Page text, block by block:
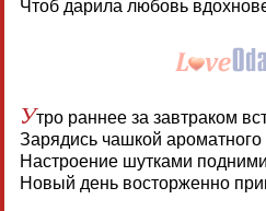
Чтоб дарила любовь
Утро раннее за завтраком
Зарядись чашкой ароматного
Настроение шутками
Новый день восторженно